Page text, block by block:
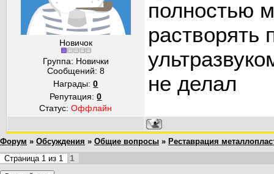
Новичок
Группа: Новички
Сообщений: 8
Награды:0
Репутация:0
Статус:Оффлайн
полностью
растворять
не делал
Форум » Обсуждения » Общие вопросы » Реставрация
Страница 1 из 1 1